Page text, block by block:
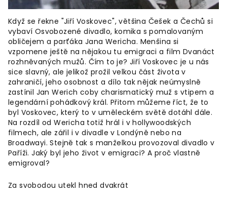
Když se řekne "Jiří Voskovec", většina Češek a Čechů si
vybaví Osvobozené divadlo, komika s pomalovaným
obličejem a parťáka Jana Wericha. Menšina si
vzpomene ještě na nějakou tu emigraci a film Dvanáct
rozhněvaných mužů. Čím to je? Jiří Voskovec je u nás
sice slavný, ale jelikož prožil velkou část života v
zahraničí, jeho osobnost a dílo tak nějak neúmyslně
zastínil Jan Werich coby charismatický muž s vtipem a
legendární pohádkový král. Přitom můžeme říct, že to
byl Voskovec, který to v uměleckém světě dotáhl dále.
Na rozdíl od Wericha totiž hrál i v hollywoodských
filmech, ale zářil i v divadle v Londýně nebo na
Broadwayi. Stejně tak s manželkou provozoval divadlo v
Paříži. Jaký byl jeho život v emigraci? A proč vlastně
emigroval?
Za svobodou utekl hned dvakrát